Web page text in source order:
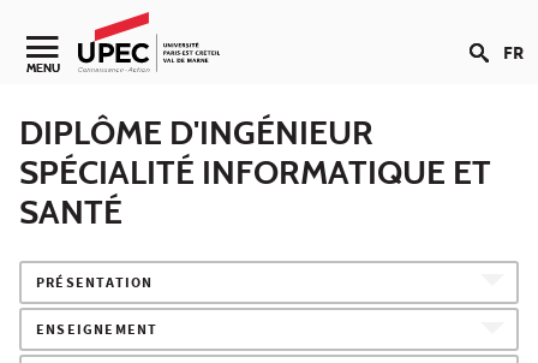
Aller au contenu
Navigation secondaire
MENU FR
DIPLÔME D'INGÉNIEUR
SPÉCIALITÉ INFORMATIQUE ET
SANTÉ
PRÉSENTATION
ENSEIGNEMENT